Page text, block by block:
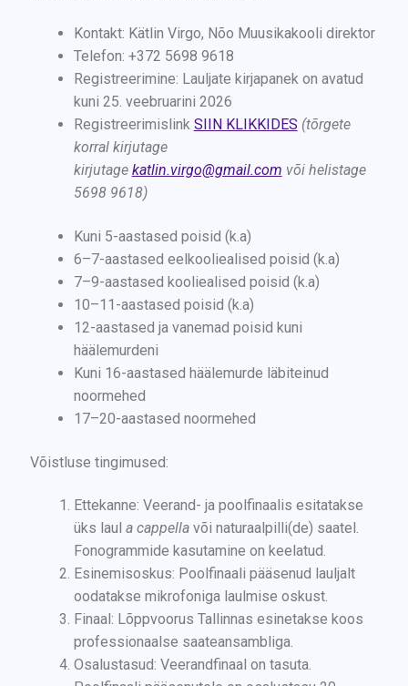
Kontakt: Kätlin Virgo, Nõo Muusikakooli direktor
Telefon: +372 5698 9618
Registreerimine: Lauljate kirjapanek on avatud
kuni 25. veebruarini 2026
Registreerimislink SIIN KLIKKIDES (tõrgete
korral kirjutage
kirjutage katlin.virgo@gmail.com või helistage
5698 9618)
Kuni 5-aastased poisid (k.a)
6–7-aastased eelkooliealised poisid (k.a)
7–9-aastased kooliealised poisid (k.a)
10–11-aastased poisid (k.a)
12-aastased ja vanemad poisid kuni
häälemurdeni
Kuni 16-aastased häälemurde läbiteinud
noormehed
17–20-aastased noormehed
Võistluse tingimused:
Ettekanne: Veerand- ja poolfinaalis esitatakse
üks laul a cappellavõi naturaalpilli(de) saatel.
Fonogrammide kasutamine on keelatud.
Esinemisoskus: Poolfinaali pääsenud lauljalt
oodatakse mikrofoniga laulmise oskust.
Finaal: Lõppvoorus Tallinnas esinetakse koos
professionaalse saateansambliga.
Osalustasud: Veerandfinaal on tasuta.